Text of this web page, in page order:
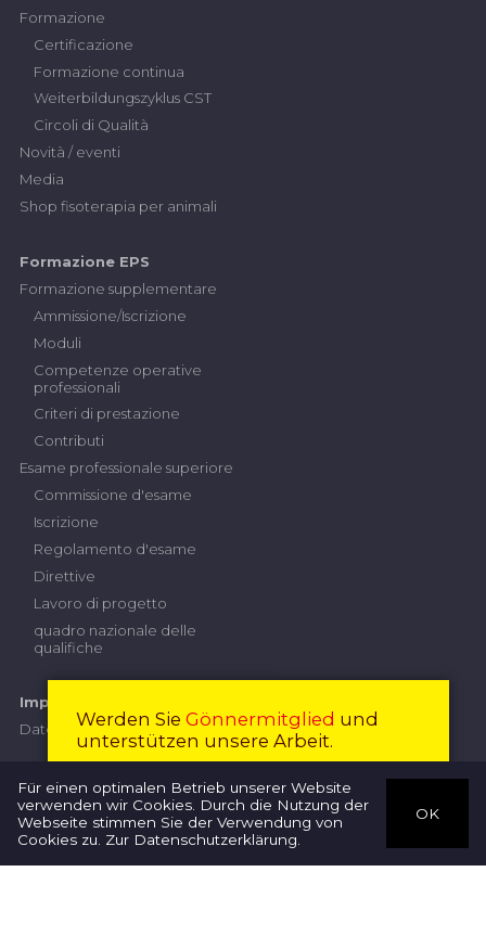
Formazione
Certificazione
Formazione continua
Weiterbildungszyklus CST
Circoli di Qualità
Novità / eventi
Media
Shop fisoterapia per animali
Formazione EPS
Formazione supplementare
Ammissione/Iscrizione
Moduli
Competenze operative
professionali
Criteri di prestazione
Contributi
Esame professionale superiore
Commissione d'esame
Iscrizione
Regolamento d'esame
Direttive
Lavoro di progetto
quadro nazionale delle
qualifiche
Impressum
Datenschutz
© Schweizerischer Verband für Tierphysiotherapie 2019-2020
Web-Design by MediaTailor | CMS-Programierung by
Werden Sie Gönnermitglied und
unterstützen unsere Arbeit.
Diventare membro Chiudi
Für einen optimalen Betrieb unserer Website
verwenden wir Cookies. Durch die Nutzung der
Webseite stimmen Sie der Verwendung von
Cookies zu. Zur Datenschutzerklärung
OK